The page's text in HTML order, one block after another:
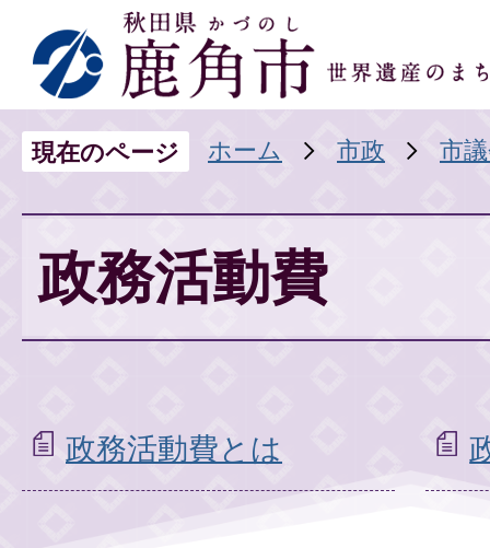
現在のページ ホーム 市政 市
政務活動費
政務活動費とは